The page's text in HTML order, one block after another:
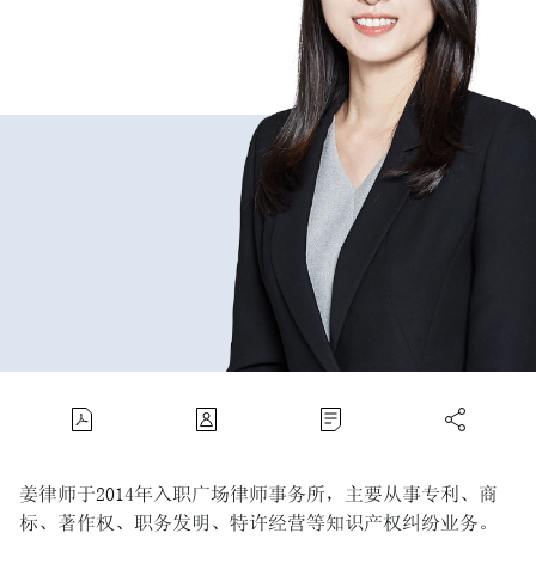
姜律师于2014年入职广场律师事务所，主要从事专利、商
标、著作权、职务发明、特许经营等知识产权纠纷业务。